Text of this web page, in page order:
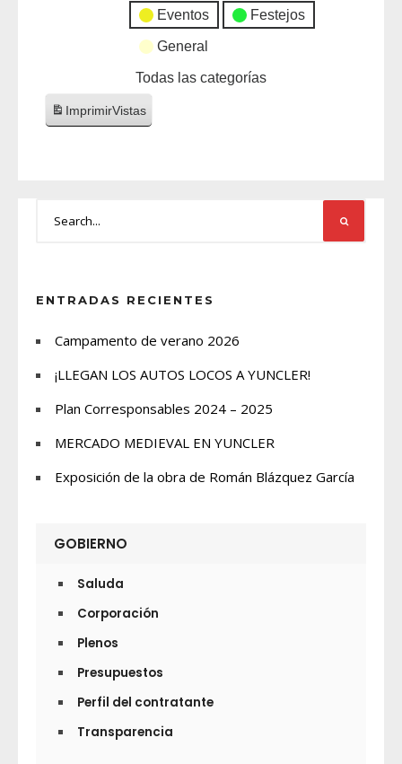
Eventos Festejos
General
Todas las categorías
ImprimirVistas
ENTRADAS RECIENTES
Campamento de verano 2026
¡LLEGAN LOS AUTOS LOCOS A YUNCLER!
Plan Corresponsables 2024 – 2025
MERCADO MEDIEVAL EN YUNCLER
Exposición de la obra de Román Blázquez García
GOBIERNO
Saluda
Corporación
Plenos
Presupuestos
Perfil del contratante
Transparencia